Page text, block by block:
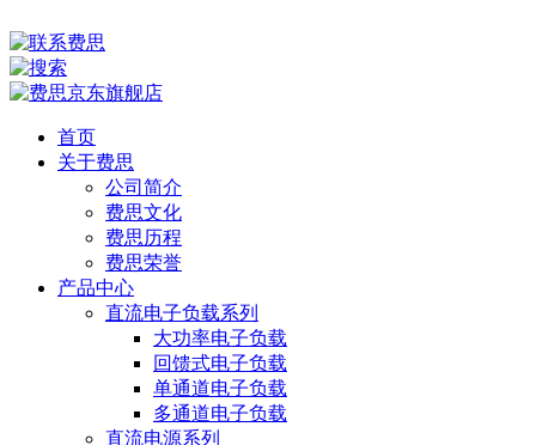
首页
关于费思
公司简介
费思文化
费思历程
费思荣誉
产品中心
直流电子负载系列
大功率电子负载
回馈式电子负载
单通道电子负载
多通道电子负载
直流电源系列